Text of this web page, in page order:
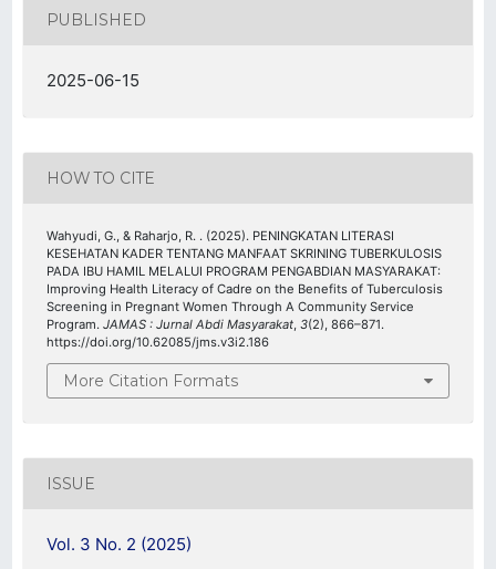
PUBLISHED
2025-06-15
HOW TO CITE
Wahyudi, G., & Raharjo, R. . (2025). PENINGKATAN LITERASI
KESEHATAN KADER TENTANG MANFAAT SKRINING TUBERKULOSIS
PADA IBU HAMIL MELALUI PROGRAM PENGABDIAN MASYARAKAT:
Improving Health Literacy of Cadre on the Benefits of Tuberculosis
Screening in Pregnant Women Through A Community Service
Program.JAMAS : Jurnal Abdi Masyarakat,3(2), 866–871.
https://doi.org/10.62085/jms.v3i2.186
More Citation Formats
ISSUE
Vol. 3 No. 2 (2025)